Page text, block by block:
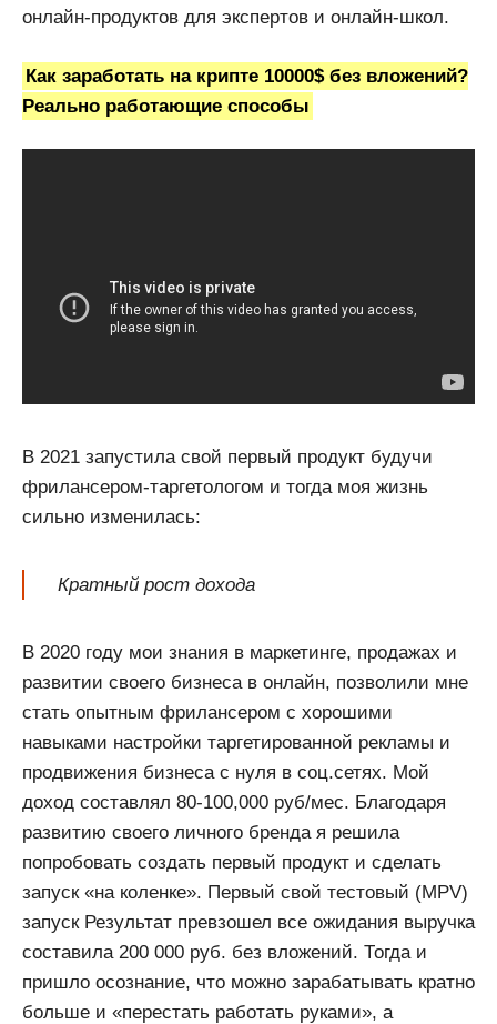
онлайн-продуктов для экспертов и онлайн-школ.
Как заработать на крипте 10000$ без вложений?
Реально работающие способы
В 2021 запустила свой первый продукт будучи
фрилансером-таргетологом и тогда моя жизнь
сильно изменилась:
Кратный рост дохода
В 2020 году мои знания в маркетинге, продажах и
развитии своего бизнеса в онлайн, позволили мне
стать опытным фрилансером с хорошими
навыками настройки таргетированной рекламы и
продвижения бизнеса с нуля в соц.сетях. Мой
доход составлял 80-100,000 руб/мес. Благодаря
развитию своего личного бренда я решила
попробовать создать первый продукт и сделать
запуск «на коленке». Первый свой тестовый (MPV)
запуск Результат превзошел все ожидания выручка
составила 200 000 руб. без вложений. Тогда и
пришло осознание, что можно зарабатывать кратно
больше и «перестать работать руками», а